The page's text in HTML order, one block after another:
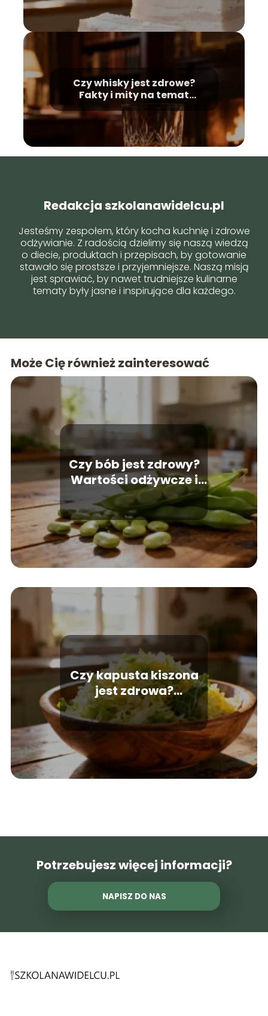
Czy whisky jest zdrowe?
Fakty i mity na temat
alkoholu
Redakcja szkolanawidelcu.pl
Jesteśmy zespołem, który kocha kuchnię i zdrowe
odżywianie. Z radością dzielimy się naszą wiedzą
o diecie, produktach i przepisach, by gotowanie
stawało się prostsze i przyjemniejsze. Naszą misją
jest sprawiać, by nawet trudniejsze kulinarne
tematy były jasne i inspirujące dla każdego.
Może Cię również zainteresować
Czy bób jest zdrowy?
Wartości odżywcze i
właściwości zdrowotne
Czy kapusta kiszona
jest zdrowa?
Właściwości i wartości
odżywcze
Potrzebujesz więcej informacji?
NAPISZ DO NAS